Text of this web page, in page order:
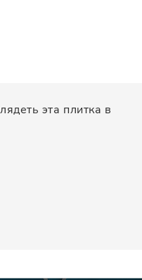
эта плитка в